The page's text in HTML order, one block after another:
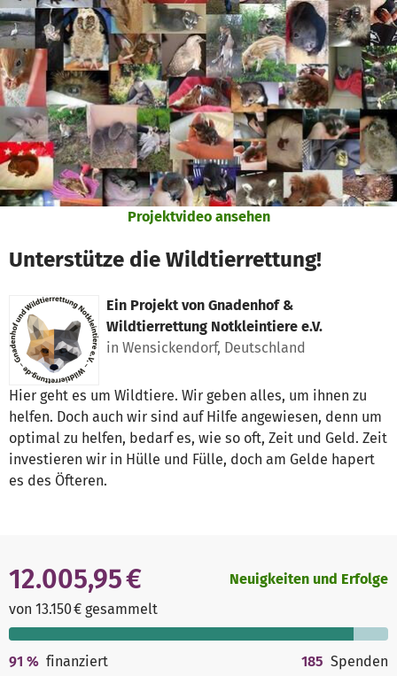
Zum Hauptinhalt springen
Erklärung zur Barrierefreiheit anzeigen
Projektvideo ansehen
Unterstütze die Wildtierrettung!
Ein Projekt von Gnadenhof &
Wildtierrettung Notkleintiere e.V.
in Wensickendorf, Deutschland
Hier geht es um Wildtiere. Wir geben alles, um ihnen zu
helfen. Doch auch wir sind auf Hilfe angewiesen, denn um
optimal zu helfen, bedarf es, wie so oft, Zeit und Geld. Zeit
investieren wir in Hülle und Fülle, doch am Gelde hapert
es des Öfteren.
12.005,95 €
von 13.150 € gesammelt
Neuigkeiten und Erfolge
91 % finanziert 185 Spenden